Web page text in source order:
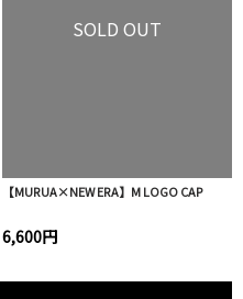
SOLD OUT
【MURUA×NEW ERA】M LOGO CAP
6,600円